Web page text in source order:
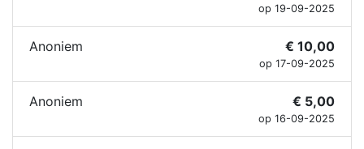
op 19-09-2025
Anoniem € 10,00
op 17-09-2025
Anoniem € 5,00
op 16-09-2025